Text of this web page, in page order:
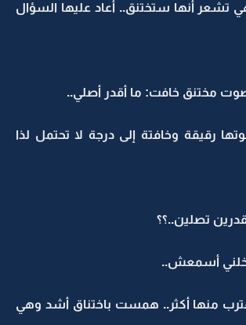
تشعر أنها ستختنق.. أعاد عليها السؤال
مختنق خافت: ما أقدر أصلي..
رقيقة وخافتة إلى درجة لا تحتمل لذا
تصلين..؟؟
أسمعش..
منها أكثر.. همست باختناق أشد وهي